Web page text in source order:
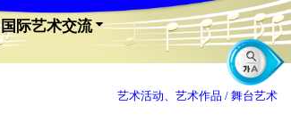
国际艺术交流
艺术活动、艺术作品 / 舞台艺术